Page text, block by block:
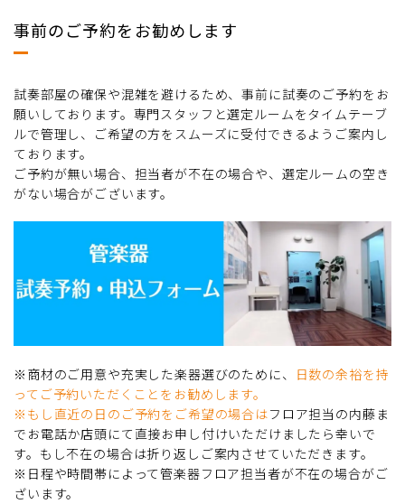
事前のご予約をお勧めします
試奏部屋の確保や混雑を避けるため、事前に試奏のご予約をお
願いしております。専門スタッフと選定ルームをタイムテーブ
ルで管理し、ご希望の方をスムーズに受付できるようご案内し
ております。
ご予約が無い場合、担当者が不在の場合や、選定ルームの空き
がない場合がございます。
※商材のご用意や充実した楽器選びのために、 日数の余裕を持
ってご予約いただくことをお勧めします。
※もし直近の日のご予約をご希望の場合はフロア担当の内藤ま
でお電話か店頭にて直接お申し付けいただけましたら幸いで
す。もし不在の場合は折り返しご案内させていただきます。
※日程や時間帯によって管楽器フロア担当者が不在の場合がご
ざいます。